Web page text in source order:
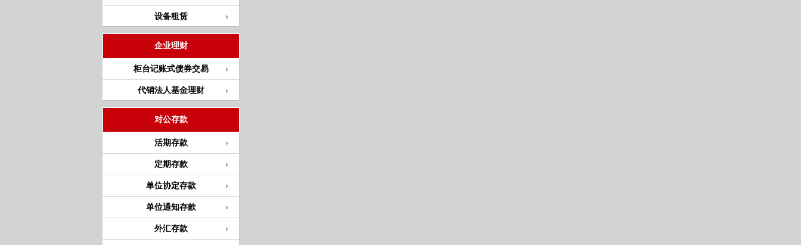
设备租赁
企业理财
柜台记账式债券交易
代销法人基金理财
对公存款
活期存款
定期存款
单位协定存款
单位通知存款
外汇存款